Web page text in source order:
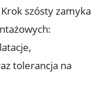
szósty zamyka
tolerancja na